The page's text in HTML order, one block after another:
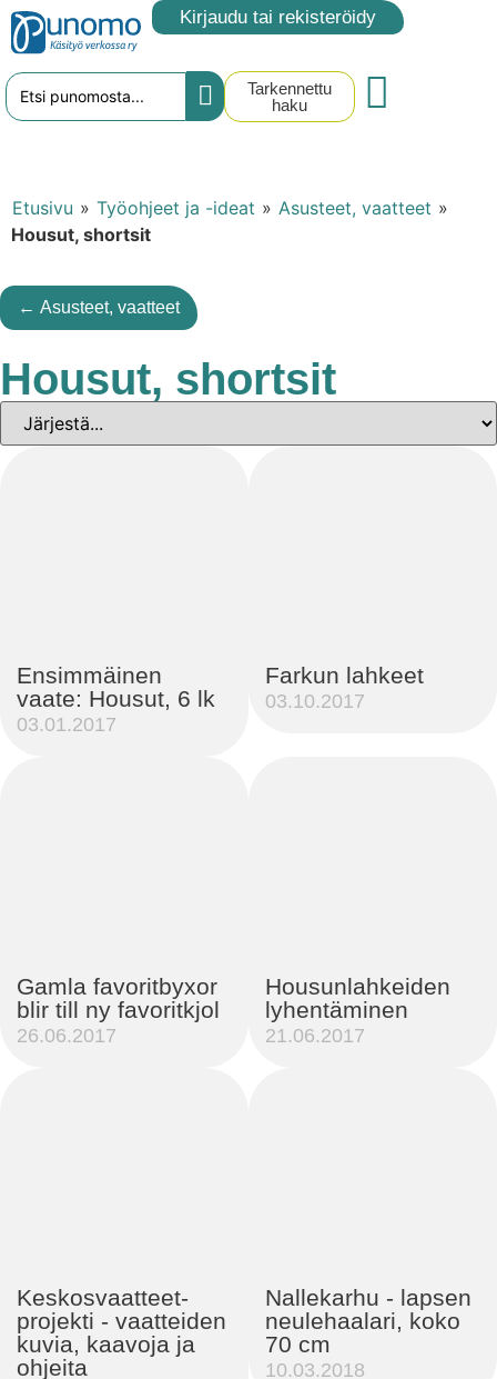
Kirjaudu tai rekisteröidy
Tarkennettu
haku
Etusivu » Työohjeet ja -ideat » Asusteet, vaatteet »
Housut, shortsit
← Asusteet, vaatteet
Housut, shortsit
Ensimmäinen
vaate: Housut, 6 lk
03.01.2017
Farkun lahkeet
03.10.2017
Gamla favoritbyxor
blir till ny favoritkjol
26.06.2017
Housunlahkeiden
lyhentäminen
21.06.2017
Keskosvaatteet-
projekti - vaatteiden
kuvia, kaavoja ja
ohjeita
Nallekarhu - lapsen
neulehaalari, koko
70 cm
10.03.2018